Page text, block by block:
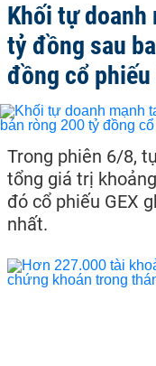
Khối tự doanh
tỷ đồng sau
đồng cổ phiếu
Trong phiên 6/8,
tổng giá trị
đó cổ phiếu GEX
nhất.